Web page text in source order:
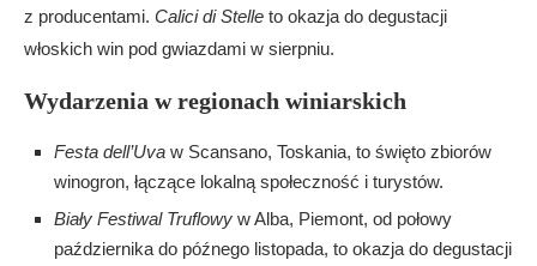
z producentami. Calici di Stelle to okazja do degustacji
włoskich win pod gwiazdami w sierpniu.
Wydarzenia w regionach winiarskich
Festa dell’Uva w Scansano, Toskania, to święto zbiorów
winogron, łączące lokalną społeczność i turystów.
Biały Festiwal Truflowy w Alba, Piemont, od połowy
października do późnego listopada, to okazja do degustacji